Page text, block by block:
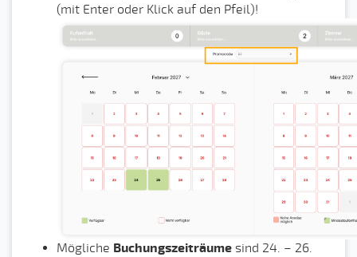
(mit Enter oder Klick auf den Pfeil)!
Mögliche Buchungszeiträume sind 24. – 26.